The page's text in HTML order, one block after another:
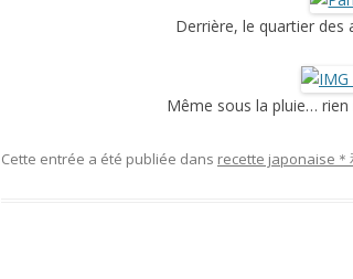
Derrière, le quartier des
Même sous la pluie… rien
Cette entrée a été publiée dans recette japonaise＊